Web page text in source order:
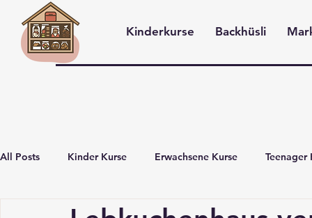
Anmelden
Kinderkurse Backhüsli
All Posts Kinder Kurse Erwachsene Kurse Teenager